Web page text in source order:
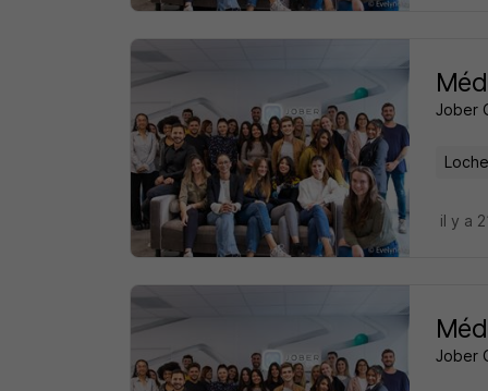
Jober
il y a
Jober